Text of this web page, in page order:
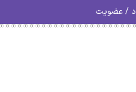
/ عضویت